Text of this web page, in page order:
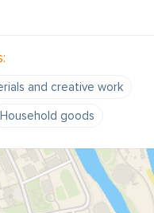
and creative work
Household goods